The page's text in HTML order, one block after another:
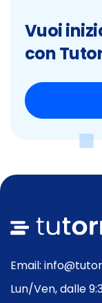
Vuoi
con
Email:
Lun/Ven, dalle